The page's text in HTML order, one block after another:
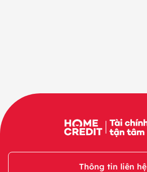
Thông tin liên hệ